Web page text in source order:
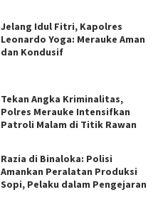
Jelang Idul Fitri, Kapolres
Leonardo Yoga: Merauke Aman
dan Kondusif
Tekan Angka Kriminalitas,
Polres Merauke Intensifkan
Patroli Malam di Titik Rawan
Razia di Binaloka: Polisi
Amankan Peralatan Produksi
Sopi, Pelaku dalam Pengejaran